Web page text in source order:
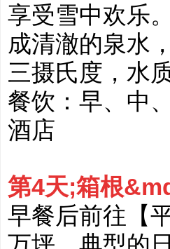
享受雪中欢乐
成清澈的泉水
三摄氏度，水
餐饮：早、
酒店
第4天;箱根
早餐后前往【